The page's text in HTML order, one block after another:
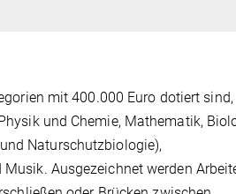
mit 400.000 Euro dotiert sind,
und Chemie, Mathematik,
Naturschutzbiologie),
Ausgezeichnet werden